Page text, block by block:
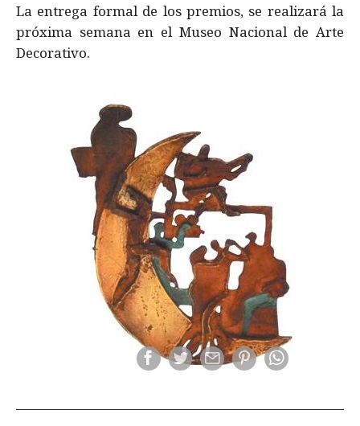
La entrega formal de los premios, se realizará la
próxima semana en el Museo Nacional de Arte
Decorativo.